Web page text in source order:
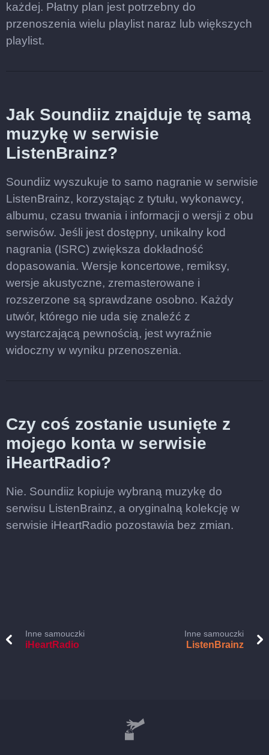
każdej. Płatny plan jest potrzebny do
przenoszenia wielu playlist naraz lub większych
playlist.
Jak Soundiiz znajduje tę samą
muzykę w serwisie
ListenBrainz?
Soundiiz wyszukuje to samo nagranie w serwisie
ListenBrainz, korzystając z tytułu, wykonawcy,
albumu, czasu trwania i informacji o wersji z obu
serwisów. Jeśli jest dostępny, unikalny kod
nagrania (ISRC) zwiększa dokładność
dopasowania. Wersje koncertowe, remiksy,
wersje akustyczne, zremasterowane i
rozszerzone są sprawdzane osobno. Każdy
utwór, którego nie uda się znaleźć z
wystarczającą pewnością, jest wyraźnie
widoczny w wyniku przenoszenia.
Czy coś zostanie usunięte z
mojego konta w serwisie
iHeartRadio?
Nie. Soundiiz kopiuje wybraną muzykę do
serwisu ListenBrainz, a oryginalną kolekcję w
serwisie iHeartRadio pozostawia bez zmian.
Inne samouczki
iHeartRadio
Inne samouczki
ListenBrainz